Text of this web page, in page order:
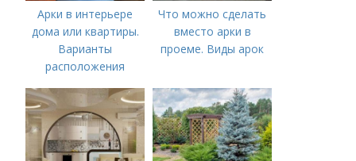
Арки в интерьере
дома или квартиры.
Варианты
расположения
Что можно сделать
вместо арки в
проеме. Виды арок